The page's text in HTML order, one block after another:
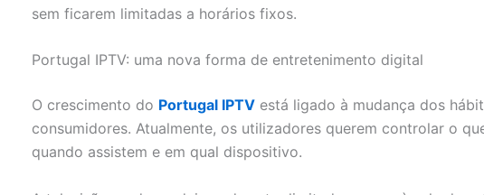
sem ficarem limitadas a horários fixos.
Portugal IPTV: uma nova forma de entretenimento digital
O crescimento do Portugal IPTV está ligado à mudança dos
consumidores. Atualmente, os utilizadores querem controlar o
quando assistem e em qual dispositivo.